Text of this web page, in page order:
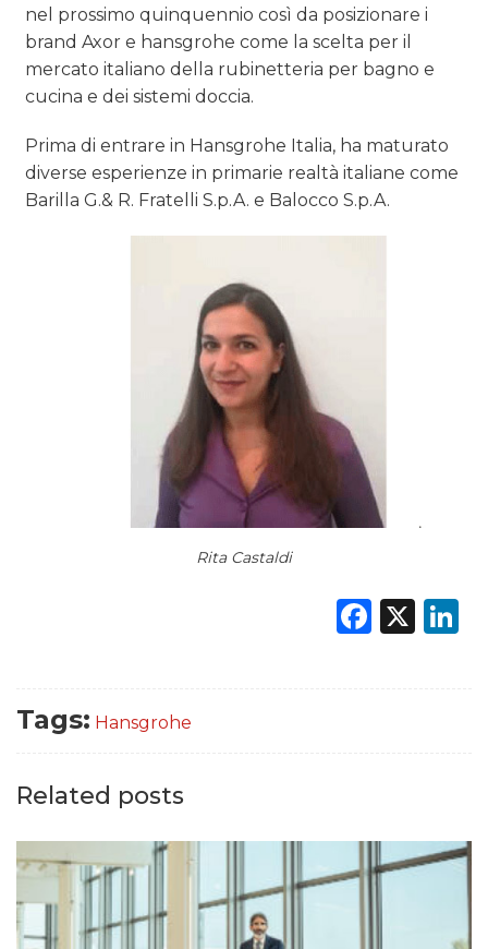
DATI
RICERCHE
PREVISIONI/SCENARI
NORMATIVE
nel prossimo quinquennio così da posizionare i
brand Axor e hansgrohe come la scelta per il
mercato italiano della rubinetteria per bagno e
cucina e dei sistemi doccia.
Prima di entrare in Hansgrohe Italia, ha maturato
diverse esperienze in primarie realtà italiane come
Barilla G.& R. Fratelli S.p.A. e Balocco S.p.A.
Rita Castaldi
X
Tags: Hansgrohe
Related posts